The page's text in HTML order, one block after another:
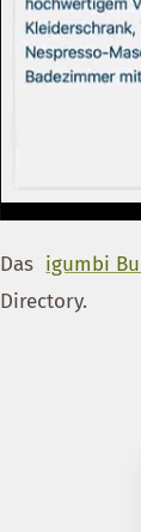
Das igumbi
Directory.